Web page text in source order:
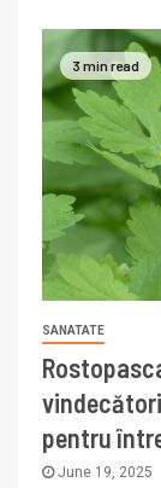
3 min read
SANATATE
pentru
June 19, 2025